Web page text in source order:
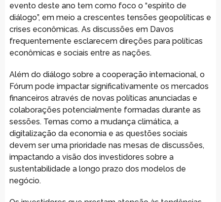
evento deste ano tem como foco o “espírito de
diálogo”, em meio a crescentes tensões geopolíticas e
crises econômicas. As discussões em Davos
frequentemente esclarecem direções para políticas
econômicas e sociais entre as nações.
Além do diálogo sobre a cooperação internacional, o
Fórum pode impactar significativamente os mercados
financeiros através de novas políticas anunciadas e
colaborações potencialmente formadas durante as
sessões. Temas como a mudança climática, a
digitalização da economia e as questões sociais
devem ser uma prioridade nas mesas de discussões,
impactando a visão dos investidores sobre a
sustentabilidade a longo prazo dos modelos de
negócio.